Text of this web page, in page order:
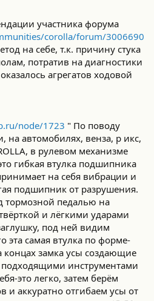
участника форума
corolla/forum/3006690
на себе, т.к. причину стука
потратив на диагностики
агрегатов ходовой
node/1723 " По поводу
на автомобилях, венза, р икс,
в рулевом механизме
гибкая втулка подшипника
на себя вибрации и
подшипник от разрушения.
тормозной педалью на
и лёгкими ударами
под ней видим
эта самая втулка по форме-
концах замка усы создающие
подходящими инструментами
это легко, затем берём
и аккуратно отгибаем усы от